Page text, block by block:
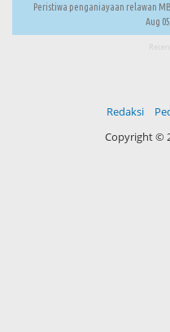
Peristiwa penganiayaan relawan
Aug 05
Redaksi
Copyright ©